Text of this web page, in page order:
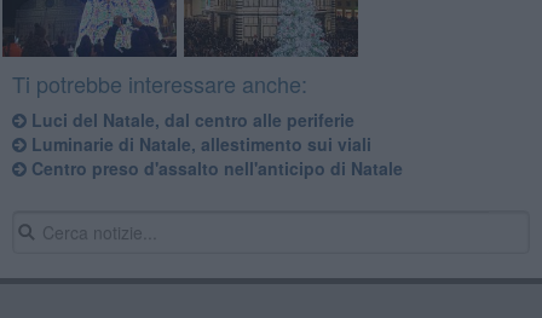
Ti potrebbe interessare anche:
Luci del Natale, dal centro alle periferie
Luminarie di Natale, allestimento sui viali
Centro preso d'assalto nell'anticipo di Natale